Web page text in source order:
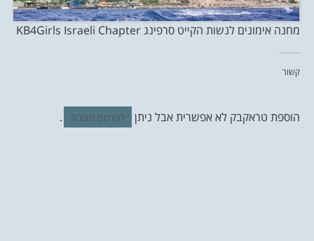
מחנה אימונים לנשות הקייט סרפינג KB4Girls Israeli Chapter
קשור
הוספת טראקבק לא אפשרית אבל ניתן לפרסם תגובה .